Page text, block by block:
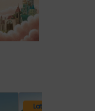
Lato 2026